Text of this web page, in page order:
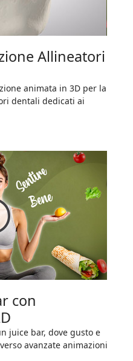
Allineatori
animata in 3D per la
dentali dedicati ai
con
juice bar, dove gusto e
avanzate animazioni